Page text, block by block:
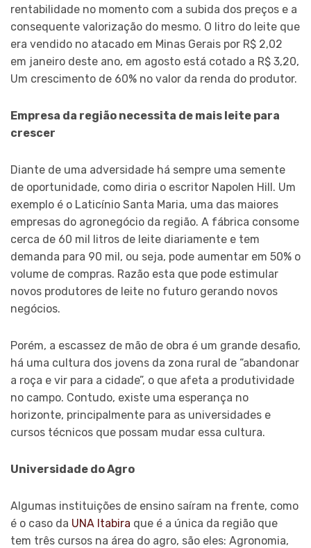
rentabilidade no momento com a subida dos preços e a
consequente valorização do mesmo. O litro do leite que
era vendido no atacado em Minas Gerais por R$ 2,02
em janeiro deste ano, em agosto está cotado a R$ 3,20,
Um crescimento de 60% no valor da renda do produtor.
Empresa da região necessita de mais leite para
crescer
Diante de uma adversidade há sempre uma semente
de oportunidade, como diria o escritor Napolen Hill. Um
exemplo é o Laticínio Santa Maria, uma das maiores
empresas do agronegócio da região. A fábrica consome
cerca de 60 mil litros de leite diariamente e tem
demanda para 90 mil, ou seja, pode aumentar em 50% o
volume de compras. Razão esta que pode estimular
novos produtores de leite no futuro gerando novos
negócios.
Porém, a escassez de mão de obra é um grande desafio,
há uma cultura dos jovens da zona rural de “abandonar
a roça e vir para a cidade”, o que afeta a produtividade
no campo. Contudo, existe uma esperança no
horizonte, principalmente para as universidades e
cursos técnicos que possam mudar essa cultura.
Universidade do Agro
Algumas instituições de ensino saíram na frente, como
é o caso da UNA Itabira que é a única da região que
tem três cursos na área do agro, são eles: Agronomia,